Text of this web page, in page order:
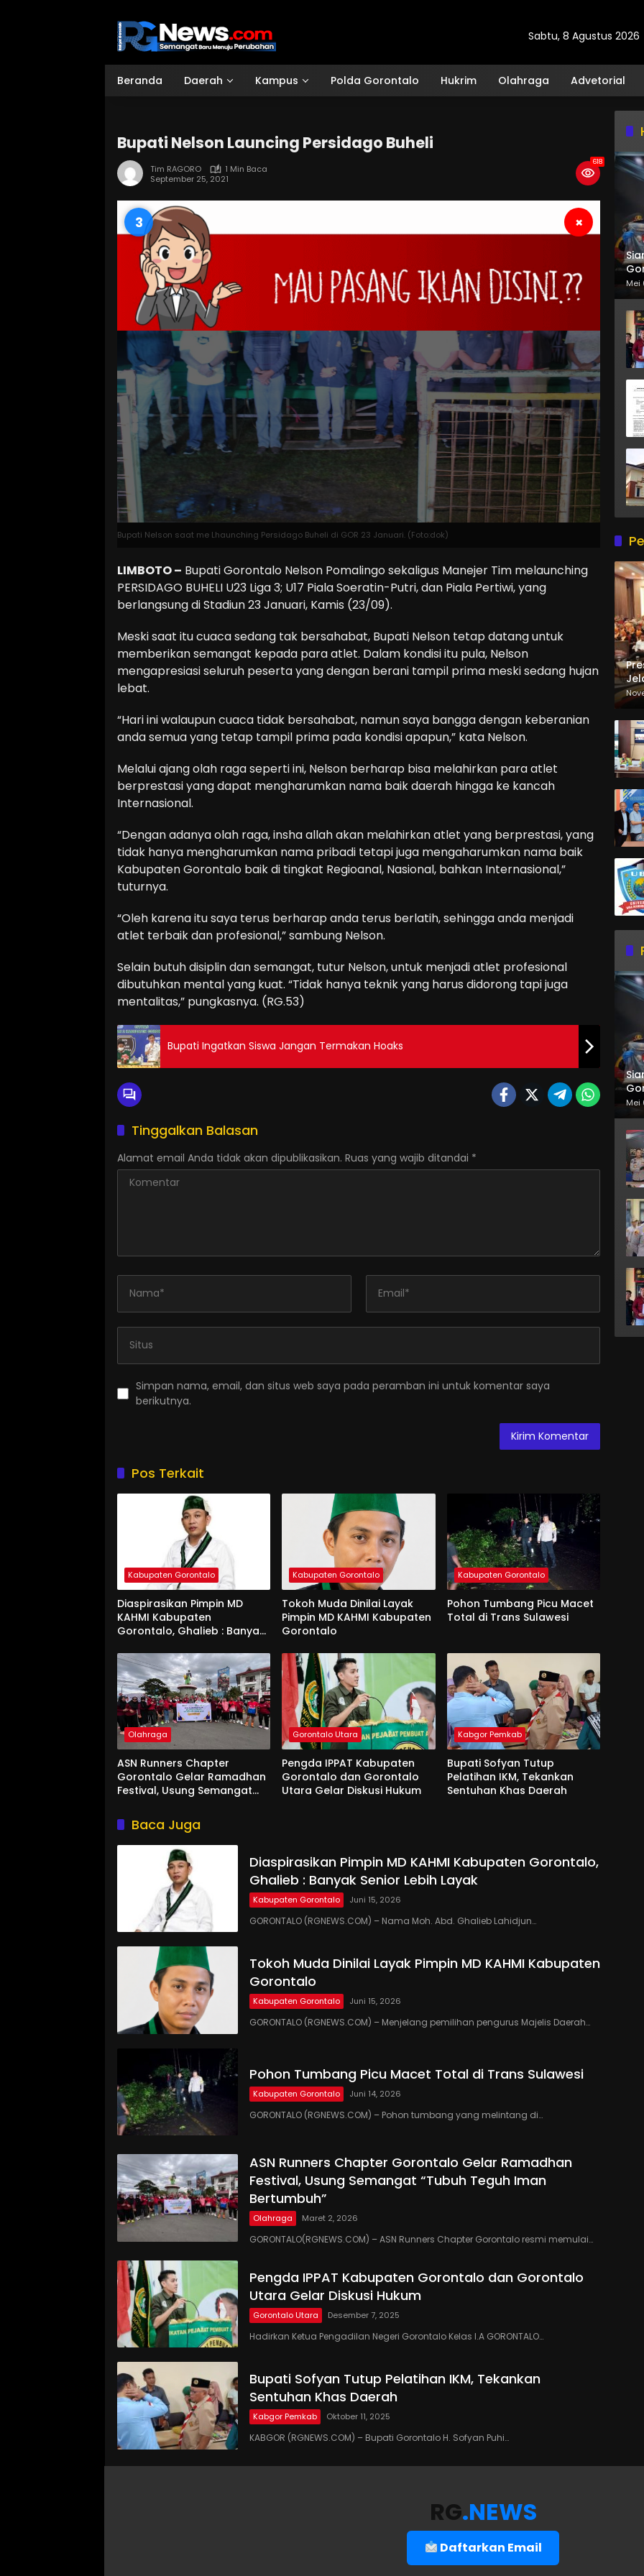
Sabtu, 8 Agustus 2026
Beranda Daerah Kampus Polda Gorontalo Hukrim Olahraga Advetorial
Bupati Nelson Launcing Persidago Buheli
Tim RAGORO
1 Min Baca
September 25, 2021
618
2 ×
Bupati Nelson saat me Lhaunching Persidago Buheli di GOR 23 Januari. (Foto:dok)
LIMBOTO – Bupati Gorontalo Nelson Pomalingo sekaligus Manejer Tim melaunching
PERSIDAGO BUHELI U23 Liga 3; U17 Piala Soeratin-Putri, dan Piala Pertiwi, yang
berlangsung di Stadiun 23 Januari, Kamis (23/09).
Meski saat itu cuaca sedang tak bersahabat, Bupati Nelson tetap datang untuk
memberikan semangat kepada para atlet. Dalam kondisi itu pula, Nelson
mengapresiasi seluruh peserta yang dengan berani tampil prima meski sedang hujan
lebat.
“Hari ini walaupun cuaca tidak bersahabat, namun saya bangga dengan keberanian
anda semua yang tetap tampil prima pada kondisi apapun,” kata Nelson.
Melalui ajang olah raga seperti ini, Nelson berharap bisa melahirkan para atlet
berprestasi yang dapat mengharumkan nama baik daerah hingga ke kancah
Internasional.
“Dengan adanya olah raga, insha allah akan melahirkan atlet yang berprestasi, yang
tidak hanya mengharumkan nama pribadi tetapi juga mengaharumkan nama baik
Kabupaten Gorontalo baik di tingkat Regioanal, Nasional, bahkan Internasional,”
tuturnya.
“Oleh karena itu saya terus berharap anda terus berlatih, sehingga anda menjadi
atlet terbaik dan profesional,” sambung Nelson.
Selain butuh disiplin dan semangat, tutur Nelson, untuk menjadi atlet profesional
dibutuhkan mental yang kuat. “Tidak hanya teknik yang harus didorong tapi juga
mentalitas,” pungkasnya. (RG.53)
Bupati Ingatkan Siswa Jangan Termakan Hoaks
Tinggalkan Balasan
Alamat email Anda tidak akan dipublikasikan. Ruas yang wajib ditandai *
Simpan nama, email, dan situs web saya pada peramban ini untuk komentar saya
berikutnya.
Pos Terkait
Kabupaten Gorontalo
Diaspirasikan Pimpin MD
KAHMI Kabupaten
Gorontalo, Ghalieb : Banyak
Kabupaten Gorontalo
Tokoh Muda Dinilai Layak
Pimpin MD KAHMI Kabupaten
Gorontalo
Kabupaten Gorontalo
Pohon Tumbang Picu Macet
Total di Trans Sulawesi
Olahraga
ASN Runners Chapter
Gorontalo Gelar Ramadhan
Festival, Usung Semangat
Bertumbuh”
Gorontalo Utara
Pengda IPPAT Kabupaten
Gorontalo dan Gorontalo
Utara Gelar Diskusi Hukum
Kabgor Pemkab
Bupati Sofyan Tutup
Pelatihan IKM, Tekankan
Sentuhan Khas Daerah
Baca Juga
Diaspirasikan Pimpin MD KAHMI Kabupaten Gorontalo,
Ghalieb : Banyak Senior Lebih Layak
Kabupaten Gorontalo Juni 15, 2026
GORONTALO (RGNEWS.COM) – Nama Moh. Abd. Ghalieb Lahidjun…
Tokoh Muda Dinilai Layak Pimpin MD KAHMI Kabupaten
Gorontalo
Kabupaten Gorontalo Juni 15, 2026
GORONTALO (RGNEWS.COM) – Menjelang pemilihan pengurus Majelis Daerah…
Pohon Tumbang Picu Macet Total di Trans Sulawesi
Kabupaten Gorontalo Juni 14, 2026
GORONTALO (RGNEWS.COM) – Pohon tumbang yang melintang di…
ASN Runners Chapter Gorontalo Gelar Ramadhan
Festival, Usung Semangat “Tubuh Teguh Iman
Bertumbuh”
Olahraga Maret 2, 2026
GORONTALO(RGNEWS.COM) – ASN Runners Chapter Gorontalo resmi memulai…
Pengda IPPAT Kabupaten Gorontalo dan Gorontalo
Utara Gelar Diskusi Hukum
Gorontalo Utara Desember 7, 2025
Hadirkan Ketua Pengadilan Negeri Gorontalo Kelas I.A GORONTALO…
Bupati Sofyan Tutup Pelatihan IKM, Tekankan
Sentuhan Khas Daerah
Kabgor Pemkab Oktober 11, 2025
KABGOR (RGNEWS.COM) – Bupati Gorontalo H. Sofyan Puhi…
Mei
Mei
RG.NEWS
Daftarkan Email